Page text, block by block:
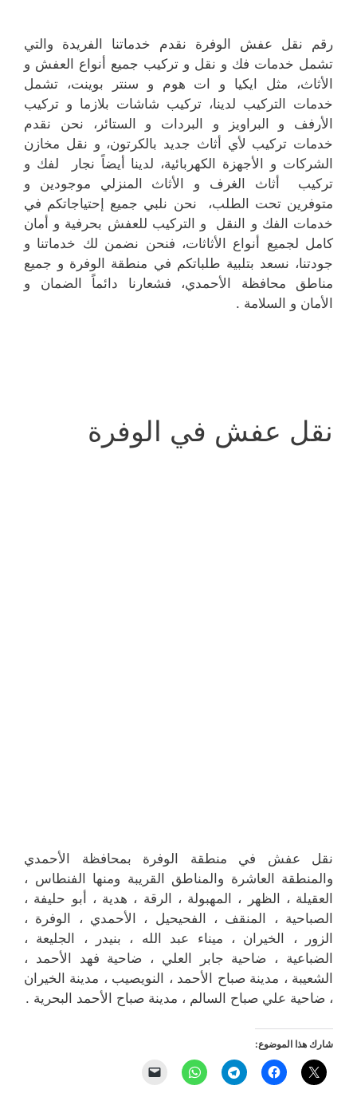
رقم نقل عفش الوفرة نقدم خدماتنا الفريدة والتي
تشمل خدمات فك و نقل و تركيب جميع أنواع العفش و
الأثاث، مثل ايكيا و ات هوم و سنتر بوينت، تشمل
خدمات التركيب لدينا، تركيب شاشات بلازما و تركيب
الأرفف و البراويز و البردات و الستائر، نحن نقدم
خدمات تركيب لأي أثاث جديد بالكرتون، و نقل مخازن
الشركات و الأجهزة الكهربائية، لدينا أيضاً نجار لفك و
تركيب أثاث الغرف و الأثاث المنزلي موجودين و
متوفرين تحت الطلب، نحن نلبي جميع إحتياجاتكم في
خدمات الفك و النقل و التركيب للعفش بحرفية و أمان
كامل لجميع أنواع الأثاثات، فنحن نضمن لك خدماتنا و
جودتنا، نسعد بتلبية طلباتكم في منطقة الوفرة و جميع
مناطق محافظة الأحمدي، فشعارنا دائماً الضمان و
الأمان و السلامة .
نقل عفش في الوفرة
نقل عفش في منطقة الوفرة بمحافظة الأحمدي
والمنطقة العاشرة والمناطق القريبة ‎ومنها الفنطاس ،
العقيلة ، الظهر ، المهبولة ، الرقة ، هدية ، أبو حليفة ،
الصباحية ، المنقف ، الفحيحيل ، الأحمدي ، الوفرة ،
الزور ، الخيران ، ميناء عبد الله ، بنيدر ، الجليعة ،
الضباعية ، ضاحية جابر العلي ، ضاحية فهد الأحمد ،
الشعيبة ، مدينة صباح الأحمد ، النويصيب ، مدينة الخيران
، ضاحية علي صباح السالم ، مدينة صباح الأحمد البحرية .
شارك هذا الموضوع: